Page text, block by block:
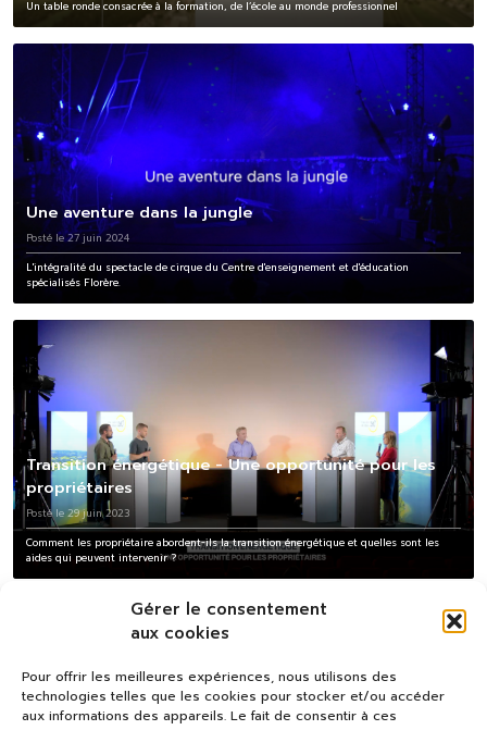
Gérer le consentement
aux cookies
Pour offrir les meilleures expériences, nous utilisons des
technologies telles que les cookies pour stocker et/ou accéder
aux informations des appareils. Le fait de consentir à ces
Un table ronde consacrée à la formation, de l’école au monde professionnel
Une aventure dans la jungle
Posté le 27 juin 2024
L'intégralité du spectacle de cirque du Centre d'enseignement et d'éducation
spécialisés Florère.
Transition énergétique - Une opportunité pour les
propriétaires
Posté le 29 juin 2023
Comment les propriétaire abordent-ils la transition énergétique et quelles sont les
aides qui peuvent intervenir ?